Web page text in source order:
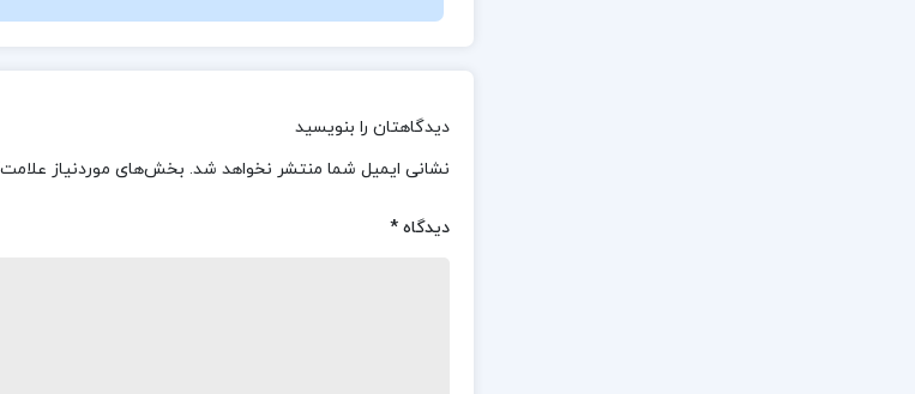
دیدگاهتان را بنویسید
نشانی ایمیل شما منتشر نخواهد شد. بخش‌های موردنیاز
دیدگاه *